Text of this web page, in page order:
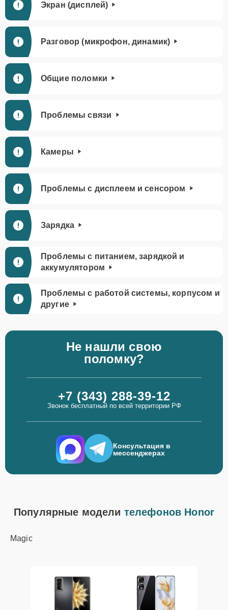
Экран (дисплей)
Разговор (микрофон, динамик)
Общие поломки
Проблемы связи
Камеры
Проблемы с дисплеем и сенсором
Зарядка
Проблемы с питанием, зарядкой и
аккумулятором
Проблемы с работой системы, корпусом и
другие
Не нашли свою
поломку?
+7 (343) 288-39-12
Звонок бесплатный по всей территории РФ
Консультация в
мессенджерах
Популярные модели телефонов Honor
Magic